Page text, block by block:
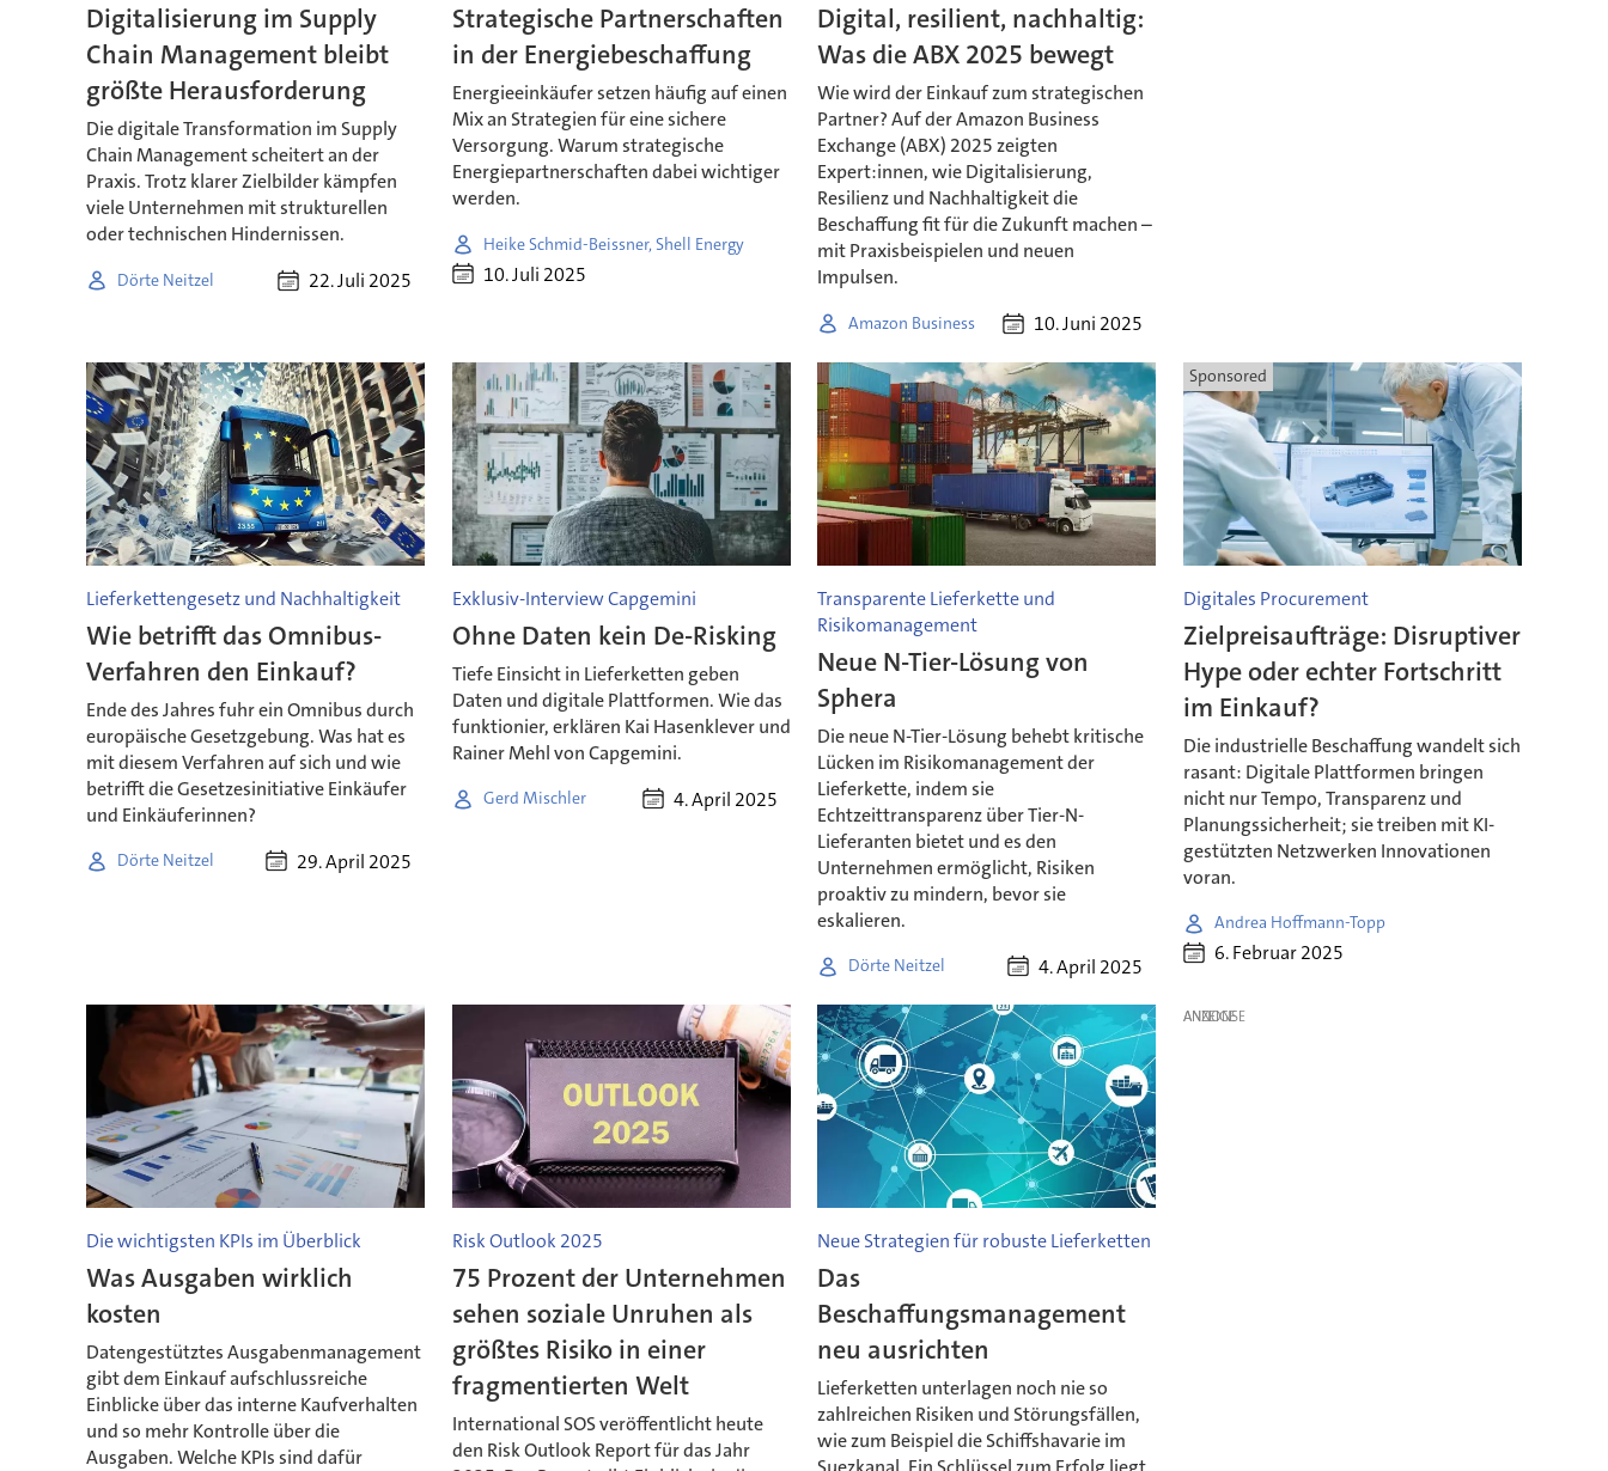
Digitalisierung im Supply
Chain Management bleibt
größte Herausforderung
Die digitale Transformation im Supply
Chain Management scheitert an der
Praxis. Trotz klarer Zielbilder kämpfen
viele Unternehmen mit strukturellen
oder technischen Hindernissen.
Dörte Neitzel 22. Juli 2025
Strategische Partnerschaften
in der Energiebeschaffung
Energieeinkäufer setzen häufig auf einen
Mix an Strategien für eine sichere
Versorgung. Warum strategische
Energiepartnerschaften dabei wichtiger
werden.
Heike Schmid-Beissner, Shell Energy
10. Juli 2025
Digital, resilient, nachhaltig:
Was die ABX 2025 bewegt
Wie wird der Einkauf zum strategischen
Partner? Auf der Amazon Business
Exchange (ABX) 2025 zeigten
Expert:innen, wie Digitalisierung,
Resilienz und Nachhaltigkeit die
Beschaffung fit für die Zukunft machen –
mit Praxisbeispielen und neuen
Impulsen.
Amazon Business 10. Juni 2025
Lieferkettengesetz und Nachhaltigkeit
Wie betrifft das Omnibus-
Verfahren den Einkauf?
Ende des Jahres fuhr ein Omnibus durch
europäische Gesetzgebung. Was hat es
mit diesem Verfahren auf sich und wie
betrifft die Gesetzesinitiative Einkäufer
und Einkäuferinnen?
Dörte Neitzel 29. April 2025
Exklusiv-Interview Capgemini
Ohne Daten kein De-Risking
Tiefe Einsicht in Lieferketten geben
Daten und digitale Plattformen. Wie das
funktionier, erklären Kai Hasenklever und
Rainer Mehl von Capgemini.
Gerd Mischler 4. April 2025
Transparente Lieferkette und
Risikomanagement
Neue N-Tier-Lösung von
Sphera
Die neue N-Tier-Lösung behebt kritische
Lücken im Risikomanagement der
Lieferkette, indem sie
Echtzeittransparenz über Tier-N-
Lieferanten bietet und es den
Unternehmen ermöglicht, Risiken
proaktiv zu mindern, bevor sie
eskalieren.
Dörte Neitzel 4. April 2025
Sponsored
Digitales Procurement
Zielpreisaufträge: Disruptiver
Hype oder echter Fortschritt
im Einkauf?
Die industrielle Beschaffung wandelt sich
rasant: Digitale Plattformen bringen
nicht nur Tempo, Transparenz und
Planungssicherheit; sie treiben mit KI-
gestützten Netzwerken Innovationen
voran.
Andrea Hoffmann-Topp
6. Februar 2025
Die wichtigsten KPIs im Überblick
Was Ausgaben wirklich
kosten
Datengestütztes Ausgabenmanagement
gibt dem Einkauf aufschlussreiche
Einblicke über das interne Kaufverhalten
und so mehr Kontrolle über die
Ausgaben. Welche KPIs sind dafür
Risk Outlook 2025
75 Prozent der Unternehmen
sehen soziale Unruhen als
größtes Risiko in einer
fragmentierten Welt
International SOS veröffentlicht heute
den Risk Outlook Report für das Jahr
Neue Strategien für robuste Lieferketten
Das
Beschaffungsmanagement
neu ausrichten
Lieferketten unterlagen noch nie so
zahlreichen Risiken und Störungsfällen,
wie zum Beispiel die Schiffshavarie im
ANZEIGE